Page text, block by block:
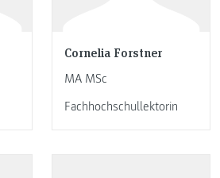
Cornelia Forstner
MA MSc
Fachhochschullektorin